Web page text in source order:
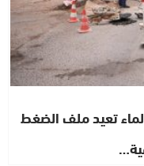
تعيد ملف الضغط